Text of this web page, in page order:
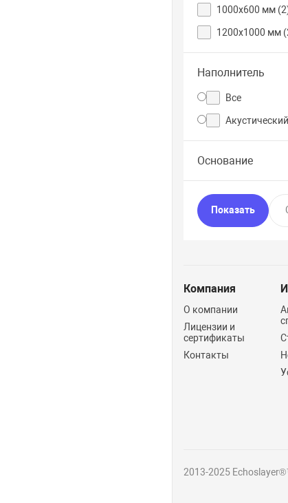
1000x600 мм (2
1200х1000 мм (
Наполнитель
Все
Основание
Компания
О компании
Лицензии и
сертификаты
Контакты
2013-2025